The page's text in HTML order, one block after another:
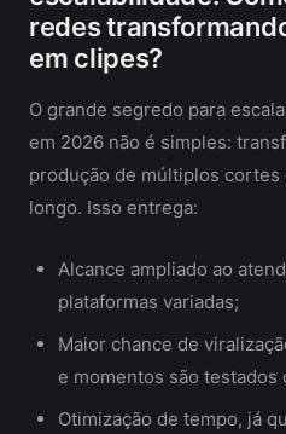
redes
em clipes?
O grande segredo para
em 2026 não é simples:
produção de múltiplos
longo. Isso entrega:
Alcance ampliado ao
plataformas variadas;
Maior chance de
e momentos são testados
Otimização de tempo, já